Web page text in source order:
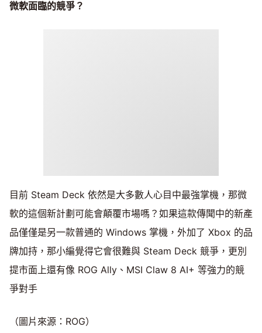
微軟面臨的競爭？
目前 Steam Deck 依然是大多數人心目中最強掌機，那微
軟的這個新計劃可能會顛覆市場嗎？如果這款傳聞中的新產
品僅僅是另一款普通的 Windows 掌機，外加了 Xbox 的品
牌加持，那小編覺得它會很難與 Steam Deck 競爭，更別
提市面上還有像 ROG Ally、MSI Claw 8 AI+ 等強力的競
爭對手
（圖片來源：ROG）